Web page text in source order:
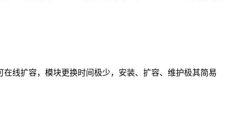
线扩容，模块更换时间极少，安装、扩容、维护极其简易